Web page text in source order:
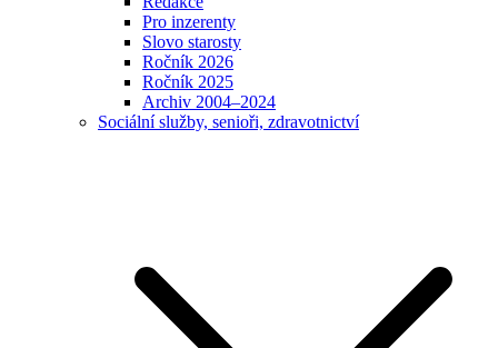
Pro inzerenty
Slovo starosty
Ročník 2026
Ročník 2025
Archiv 2004–2024
Sociální služby, senioři, zdravotnictví